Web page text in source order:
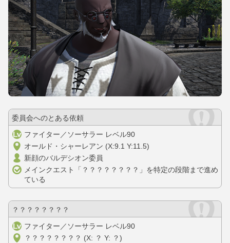
委員会へのとある依頼
ファイター／ソーサラー レベル90
オールド・シャーレアン (X:9.1 Y:11.5)
新顔のバルデシオン委員
メインクエスト「？？？？？？？？」を特定の段階まで進め
ている
？？？？？？？？
ファイター／ソーサラー レベル90
？？？？？？？？ (X: ？ Y: ？)